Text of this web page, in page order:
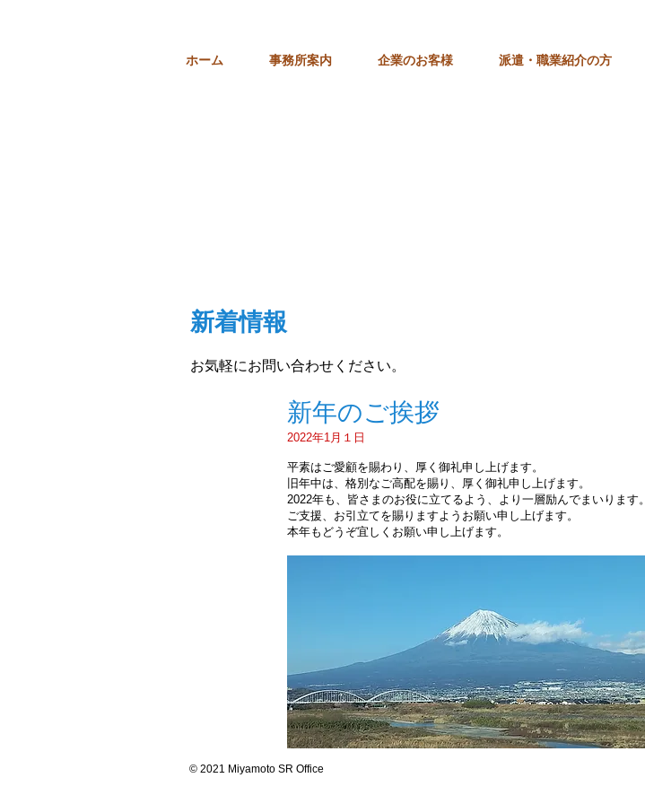
ホーム 事務所案内 企業のお客様 派遣・職業紹介の方
新着情報
お気軽にお問い合わせください。
新年のご挨拶
2022年1月１日
平素はご愛顧を賜わり、厚く御礼申し上げます。
旧年中は、格別なご高配を賜り、厚く御礼申し上げます。
2022年も、皆さまのお役に立てるよう、より一層励んでまいります。
ご支援、お引立てを賜りますようお願い申し上げます。
本年もどうぞ宜しくお願い申し上げます。
© 2021 Miyamoto SR Office